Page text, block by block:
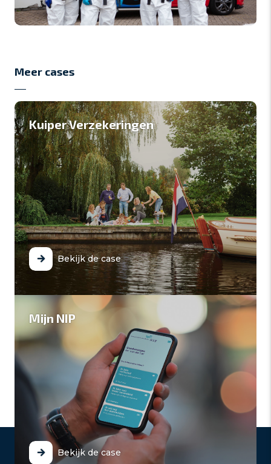
Meer cases
Kuiper Verzekeringen
Bekijk de case
Mijn NIP
Bekijk de case